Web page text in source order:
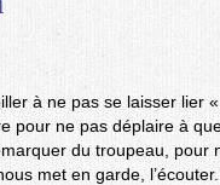
à ne pas se laisser lier
pour ne pas déplaire à
du troupeau, pour
met en garde,